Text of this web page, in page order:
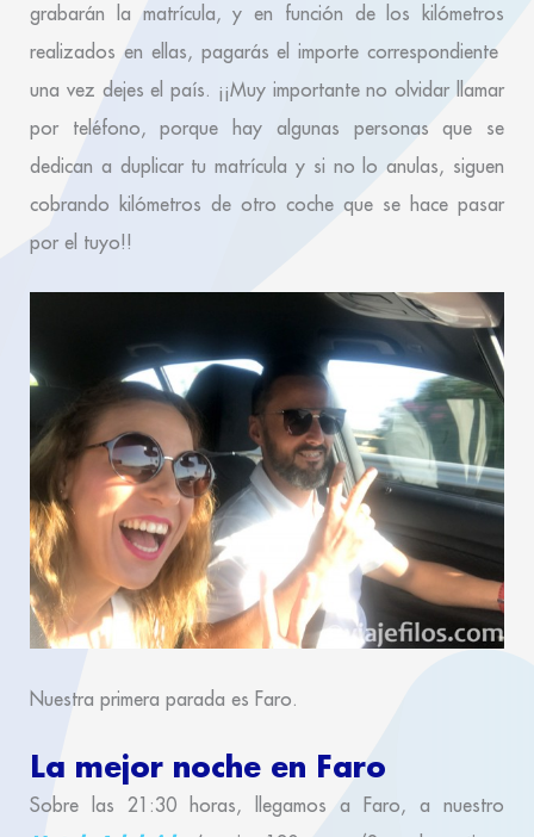
grabarán la matrícula, y en función de los kilómetros
realizados en ellas, pagarás el importe correspondiente
una vez dejes el país. ¡¡Muy importante no olvidar llamar
por teléfono, porque hay algunas personas que se
dedican a duplicar tu matrícula y si no lo anulas, siguen
cobrando kilómetros de otro coche que se hace pasar
por el tuyo!!
Nuestra primera parada es Faro.
La mejor noche en Faro
Sobre las 21:30 horas, llegamos a Faro, a nuestro